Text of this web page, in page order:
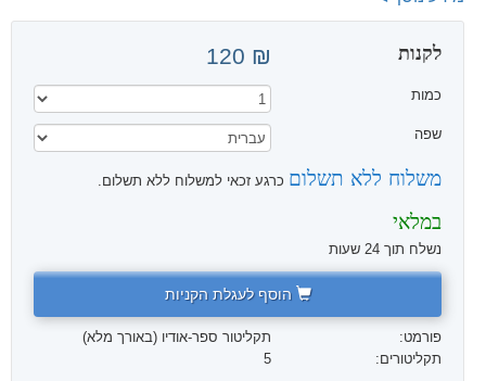
לקנות ₪ 120
כמות
שפה
משלוח ללא תשלום כרגע זכאי למשלוח ללא תשלום.
במלאי
נשלח תוך 24 שעות
הוסף לעגלת הקניות
פורמט:
תקליטור ספר-אודיו (באורך מלא)
תקליטורים:
5